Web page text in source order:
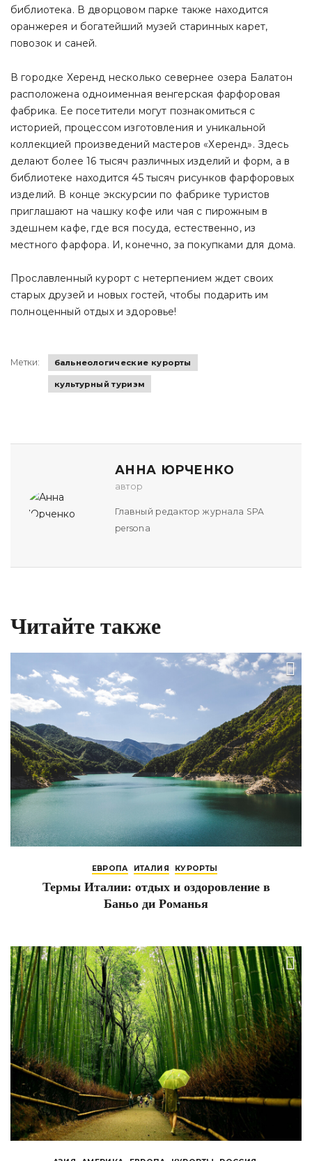
библиотека. В дворцовом парке также находится
оранжерея и богатейший музей старинных карет,
повозок и саней.
В городке Херенд несколько севернее озера Балатон
расположена одноименная венгерская фарфоровая
фабрика. Ее посетители могут познакомиться с
историей, процессом изготовления и уникальной
коллекцией произведений мастеров «Херенд». Здесь
делают более 16 тысяч различных изделий и форм, а в
библиотеке находится 45 тысяч рисунков фарфоровых
изделий. В конце экскурсии по фабрике туристов
приглашают на чашку кофе или чая с пирожным в
здешнем кафе, где вся посуда, естественно, из
местного фарфора. И, конечно, за покупками для дома.
Прославленный курорт с нетерпением ждет своих
старых друзей и новых гостей, чтобы подарить им
полноценный отдых и здоровье!
Метки: бальнеологические курорты
культурный туризм
АННА ЮРЧЕНКО
автор
Главный редактор журнала SPA
persona
Читайте также
ЕВРОПА ИТАЛИЯ КУРОРТЫ
Термы Италии: отдых и оздоровление в
Баньо ди Романья